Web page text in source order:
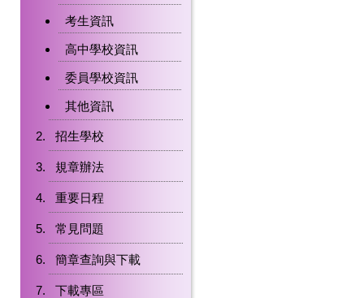
考生資訊
高中學校資訊
委員學校資訊
其他資訊
招生學校
規章辦法
重要日程
常見問題
簡章查詢與下載
下載專區